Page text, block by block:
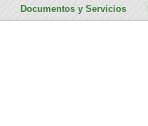
Documentos y Servicios